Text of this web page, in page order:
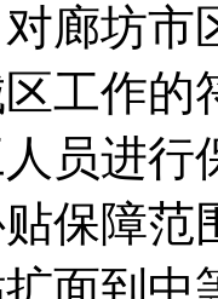
廊坊市
工作
员进
保障